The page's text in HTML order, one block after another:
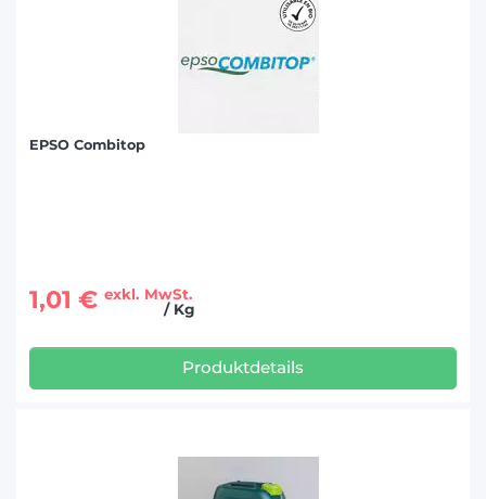
EPSO Combitop
1,01 € exkl. MwSt.
/ Kg
Produktdetails